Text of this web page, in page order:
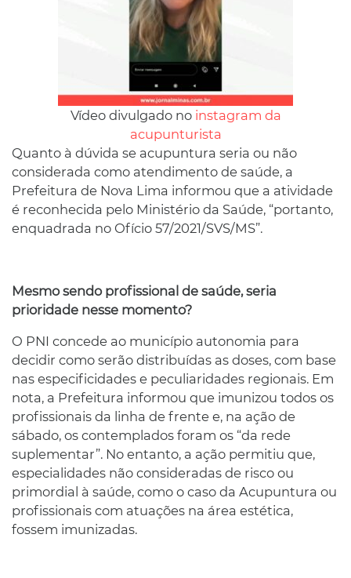
Vídeo divulgado no instagram da
acupunturista
Quanto à dúvida se acupuntura seria ou não
considerada como atendimento de saúde, a
Prefeitura de Nova Lima informou que a atividade
é reconhecida pelo Ministério da Saúde, “portanto,
enquadrada no Ofício 57/2021/SVS/MS”.
Mesmo sendo profissional de saúde, seria
prioridade nesse momento?
O PNI concede ao município autonomia para
decidir como serão distribuídas as doses, com base
nas especificidades e peculiaridades regionais. Em
nota, a Prefeitura informou que imunizou todos os
profissionais da linha de frente e, na ação de
sábado, os contemplados foram os “da rede
suplementar”. No entanto, a ação permitiu que,
especialidades não consideradas de risco ou
primordial à saúde, como o caso da Acupuntura ou
profissionais com atuações na área estética,
fossem imunizadas.